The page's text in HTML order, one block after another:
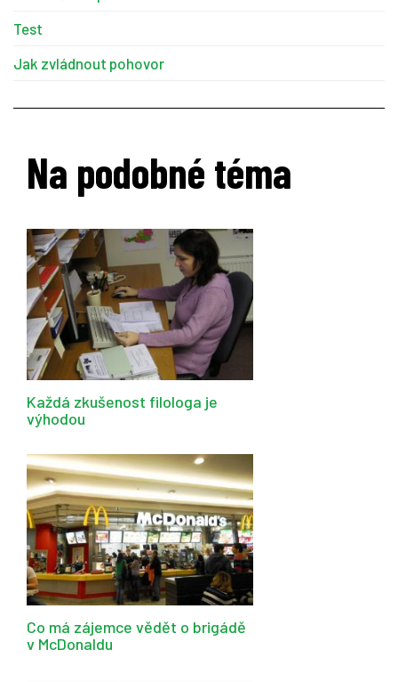
Test
Jak zvládnout pohovor
Na podobné téma
Každá zkušenost filologa je
výhodou
Co má zájemce vědět o brigádě
v McDonaldu